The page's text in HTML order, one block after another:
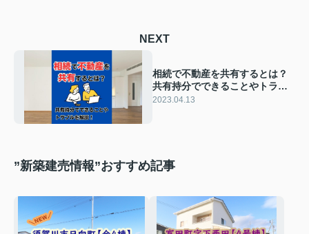
NEXT
相続で不動産を共有するとは？
共有持分でできることやトラブ
ルなどご紹介！
2023.04.13
”新築建売情報”おすすめ記事